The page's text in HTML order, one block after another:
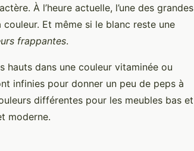
À l’heure actuelle, l’une des grandes
Et même si le blanc reste une
frappantes.
hauts dans une couleur vitaminée ou
infinies pour donner un peu de peps à
différentes pour les meubles bas et
moderne.